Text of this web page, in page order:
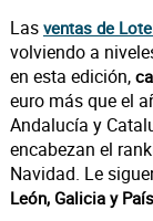
Las ventas de
volviendo a
en esta edición,
euro más que el
Andalucía y
encabezan el
Navidad. Le
León, Galicia y